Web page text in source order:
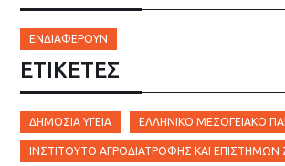
ΕΝΔΙΑΦΈΡΟΥΝ
ΕΤΙΚΈΤΕΣ
ΔΗΜΌΣΙΑ ΥΓΕΊΑ ΕΛΛΗΝΙΚΌ ΜΕΣΟΓΕΙΑΚΌ
ΙΝΣΤΙΤΟΎΤΟ ΑΓΡΟΔΙΑΤΡΟΦΉΣ ΚΑΙ ΕΠΙΣΤΗΜΏΝ